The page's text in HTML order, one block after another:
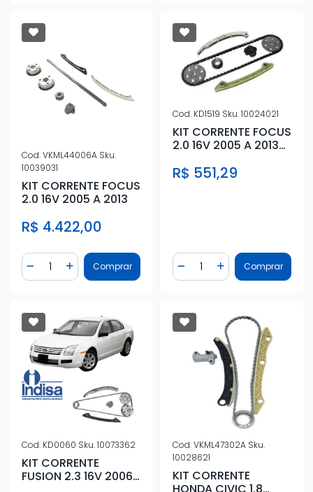
Cod.VKML44006A Sku.
10039031
KIT CORRENTE FOCUS
2.0 16V 2005 A 2013
R$ 4.422,00
Diminuir Quantidade
Quantidade
Adicionar Quantidade
Comprar
Cod. KD1519 Sku.10024021
KIT CORRENTE FOCUS
2.0 16V 2005 A 2013
R$ 551,29
Diminuir Quantidade
Quantidade
AdicionarComprar
Cod. KD0060 Sku.10073362
KIT CORRENTE
FUSION 2.3 16V 2006
Cod.VKML47302A Sku.
10028621
KIT CORRENTE